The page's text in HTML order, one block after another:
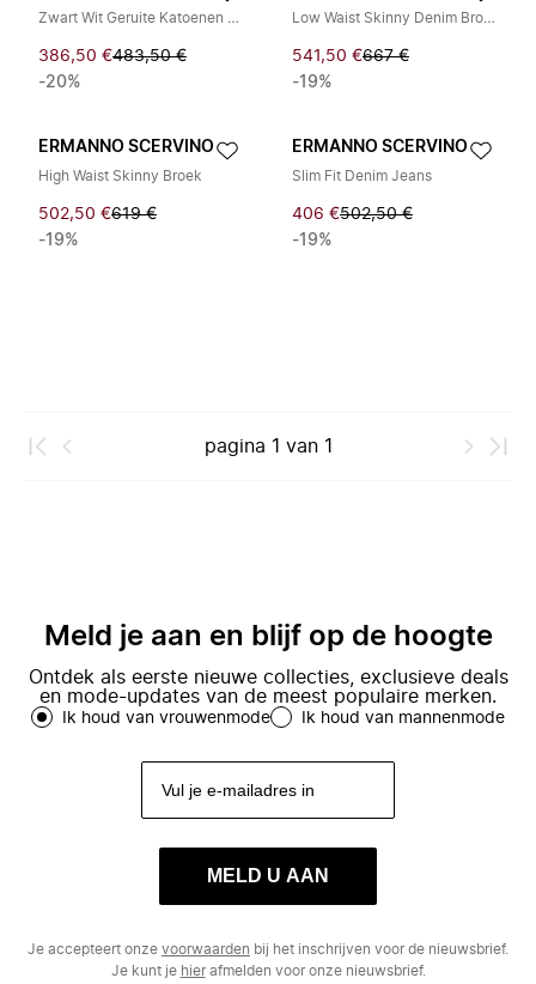
Zwart Wit Geruite Katoenen Casual Broek
386,50 €483,50 €
-20%
Low Waist Skinny Denim Broek
541,50 €667 €
-19%
ERMANNO SCERVINO
High Waist Skinny Broek
502,50 €619 €
-19%
ERMANNO SCERVINO
Slim Fit Denim Jeans
406 €502,50 €
-19%
pagina 1 van 1
Meld je aan en blijf op de hoogte
Ontdek als eerste nieuwe collecties, exclusieve deals
en mode-updates van de meest populaire merken.
Ik houd van vrouwenmode Ik houd van mannenmode
MELD U AAN
Je accepteert onze voorwaarden bij het inschrijven voor de nieuwsbrief.
Je kunt je hierafmelden voor onze nieuwsbrief.